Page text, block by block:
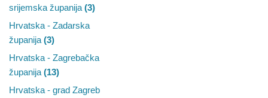
srijemska županija (3)
Hrvatska - Zadarska
županija (3)
Hrvatska - Zagrebačka
županija (13)
Hrvatska - grad Zagreb